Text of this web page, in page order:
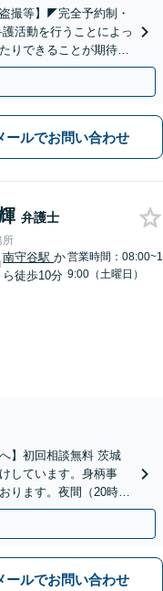
撮等】◤完全予約制・
活動を行うことによっ
りできることが期待で
します。
ールでお問い合わせ
弁護士
所
南守谷駅か
ら徒歩10分
営業時間：08:00~1
9:00（土曜日）
】初回相談無料 茨城
しています。身柄事
ります。夜間（20時ま
ールでお問い合わせ